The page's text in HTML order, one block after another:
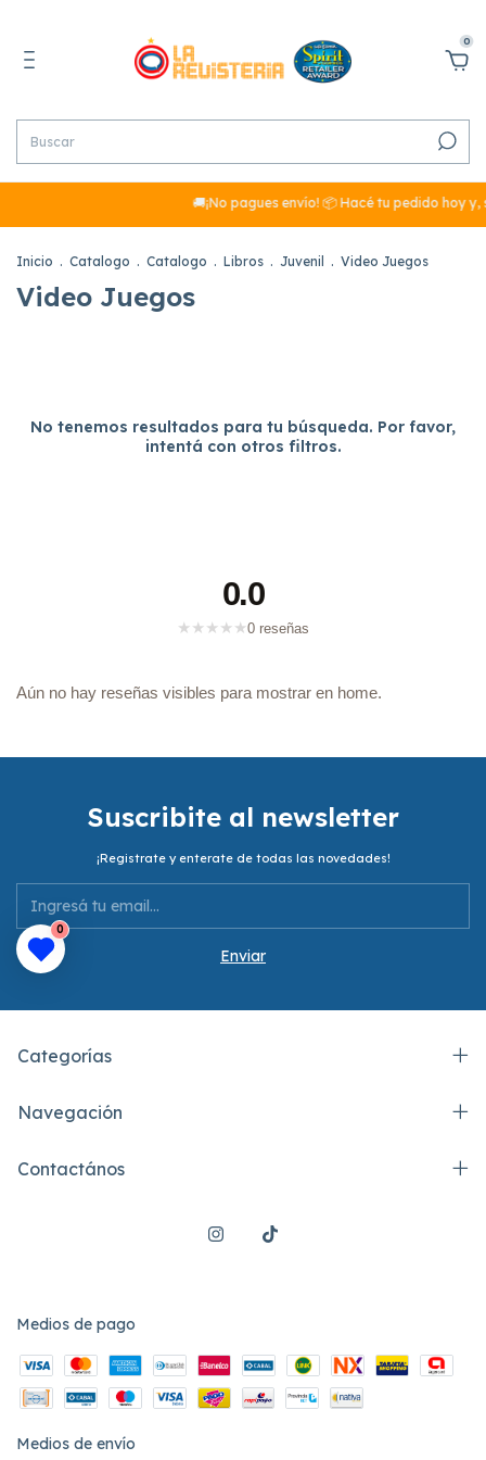
0
🚚¡No pagues envío! 📦 Hacé tu pedido hoy
Inicio . Catalogo . Catalogo . Libros . Juvenil . Video Juegos
Video Juegos
No tenemos resultados para tu búsqueda. Por favor,
intentá con otros filtros.
0.0
★ ★ ★ ★ ★0 reseñas
Aún no hay reseñas visibles para mostrar en home.
Suscribite al newsletter
¡Registrate y enterate de todas las novedades!
Categorías
Navegación
Contactános
Medios de pago
Medios de envío
0